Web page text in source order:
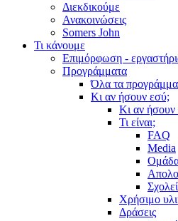
Διεκδικούμε
Ανακοινώσεις
Somers John
Τι κάνουμε
Επιμόρφωση -
Προγράμματα
Όλα τα
Κι αν ήσουν εσύ;
Κι αν ήσουν
Τι είναι;
FAQ
Media
Χρήσιμο
Δράσεις